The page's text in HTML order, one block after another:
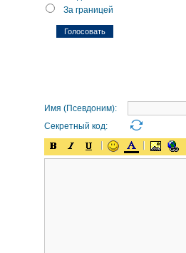
За границей
Имя (Псевдоним):
Секретный код: